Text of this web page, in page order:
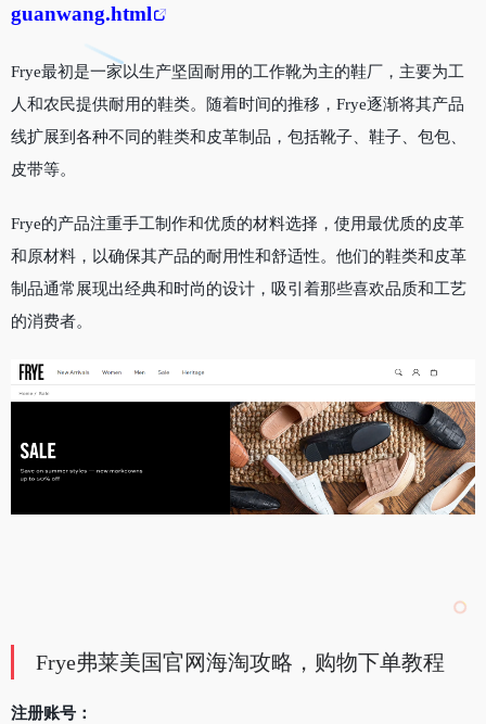
guanwang.html
Frye最初是一家以生产坚固耐用的工作靴为主的鞋厂，主要为工
人和农民提供耐用的鞋类。随着时间的推移，Frye逐渐将其产品
线扩展到各种不同的鞋类和皮革制品，包括靴子、鞋子、包包、
皮带等。
Frye的产品注重手工制作和优质的材料选择，使用最优质的皮革
和原材料，以确保其产品的耐用性和舒适性。他们的鞋类和皮革
制品通常展现出经典和时尚的设计，吸引着那些喜欢品质和工艺
的消费者。
Frye弗莱美国官网海淘攻略，购物下单教程
注册账号：